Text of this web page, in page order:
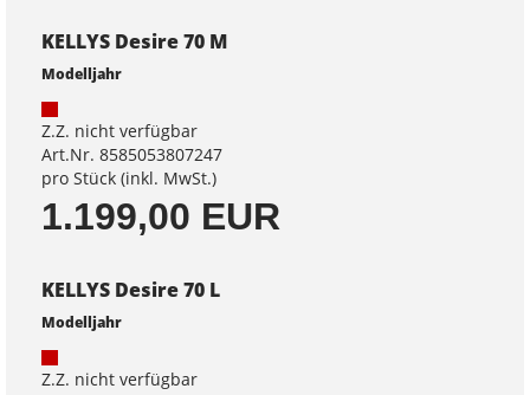
KELLYS Desire 70 M
Modelljahr
Z.Z. nicht verfügbar
Art.Nr. 8585053807247
pro Stück (inkl. MwSt.)
1.199,00 EUR
KELLYS Desire 70 L
Modelljahr
Z.Z. nicht verfügbar